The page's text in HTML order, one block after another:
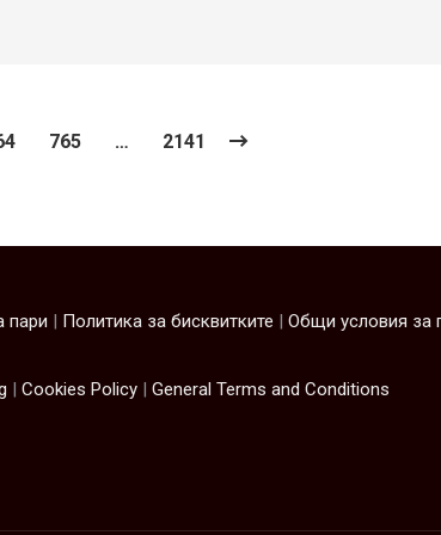
765 … 2141
пари | Политика за бисквитките | Oбщи условия за
| Cookies Policy | General Terms and Conditions